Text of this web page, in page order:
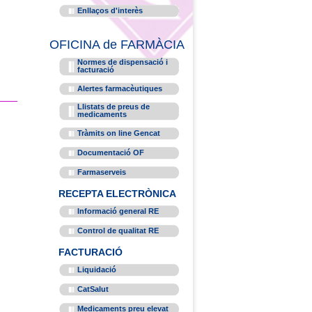
Enllaços d'interès
OFICINA de FARMÀCIA
Normes de dispensació i
facturació
Alertes farmacèutiques
Llistats de preus de
medicaments
Tràmits on line Gencat
Documentació OF
Farmaserveis
RECEPTA ELECTRÒNICA
Informació general RE
Control de qualitat RE
FACTURACIÓ
Liquidació
CatSalut
Medicaments preu elevat